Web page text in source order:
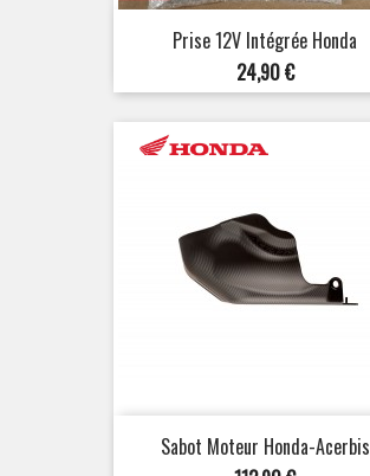
Prise 12V Intégrée Honda
Prix
24,90 €
Sabot Moteur Honda-Acerbis